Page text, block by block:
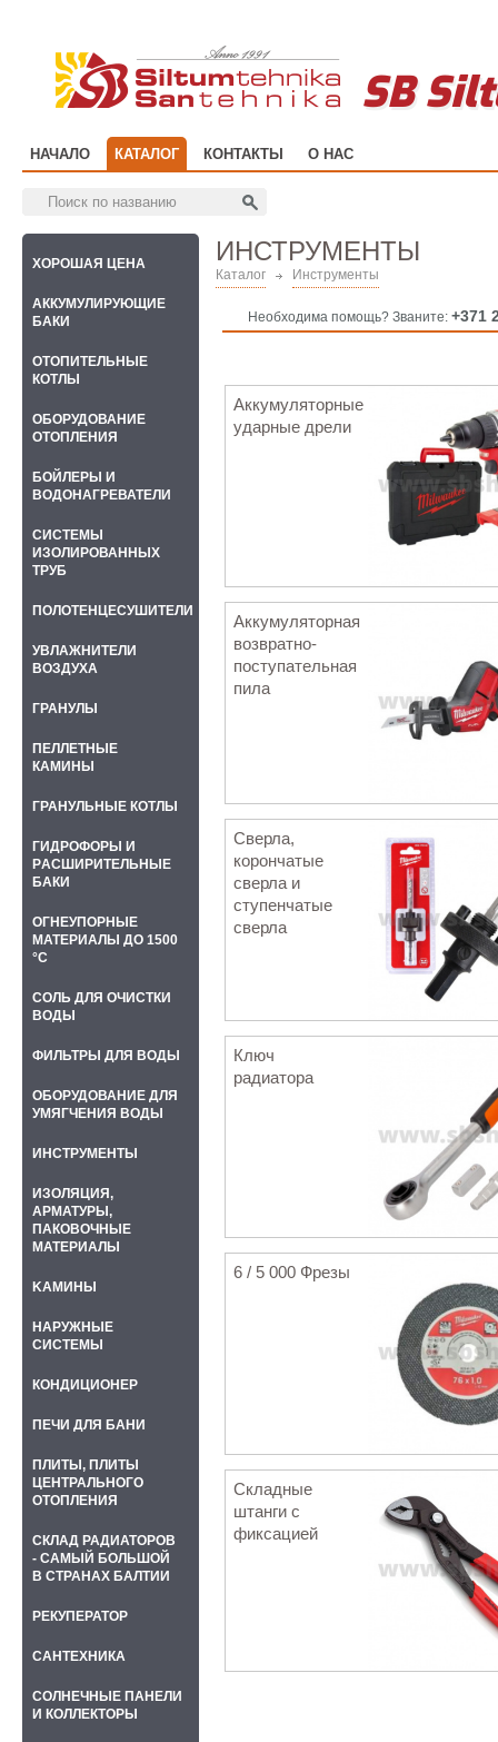
SB
НАЧАЛО КАТАЛОГ КОНТАКТЫ О НАС
ИНСТРУМЕНТЫ
Каталог Инструменты
Необходима помощь? Званите: +371
Аккумуляторные
ударные дрели
Аккумуляторная
возвратно-
поступательная
пила
Сверла,
корончатые
сверла и
ступенчатые
сверла
Ключ
радиатора
6 / 5 000 Фрезы
Складные
штанги с
фиксацией
ХОРОШАЯ ЦЕНА
АККУМУЛИРУЮЩИЕ
БАКИ
OТОПИТЕЛЬНЫЕ
КОТЛЫ
ОБОРУДОВАНИЕ
ОТОПЛЕНИЯ
БОЙЛЕРЫ И
ВОДОНАГРЕВАТЕЛИ
СИСТЕМЫ
ИЗОЛИРОВАННЫХ
ТРУБ
ПОЛОТЕНЦЕСУШИТЕЛИ
УВЛАЖНИТЕЛИ
ВОЗДУХА
ГРАНУЛЫ
ПЕЛЛЕТНЫЕ
КАМИНЫ
ГРАНУЛЬНЫЕ КОТЛЫ
ГИДРОФОРЫ И
PАСШИРИТЕЛЬНЫЕ
БАКИ
ОГНЕУПОРНЫЕ
МАТЕРИАЛЫ ДО 1500
°C
СОЛЬ ДЛЯ ОЧИСТКИ
ВОДЫ
ФИЛЬТРЫ ДЛЯ ВОДЫ
ОБОРУДОВАНИЕ ДЛЯ
УМЯГЧЕНИЯ ВОДЫ
ИНСТРУМЕНТЫ
ИЗОЛЯЦИЯ,
АРМАТУРЫ,
ПАКОВОЧНЫЕ
МАТЕРИАЛЫ
KАМИНЫ
НАРУЖНЫЕ
СИСТЕМЫ
КОНДИЦИОНЕР
ПЕЧИ ДЛЯ БАНИ
ПЛИТЫ, ПЛИТЫ
ЦЕНТРАЛЬНОГО
ОТОПЛЕНИЯ
СКЛАД РАДИАТОРОВ
- САМЫЙ БОЛЬШОЙ
В СТРАНАХ БАЛТИИ
РЕКУПЕРАТОР
САНТЕХНИКА
СОЛНЕЧНЫЕ ПАНЕЛИ
И КОЛЛЕКТОРЫ